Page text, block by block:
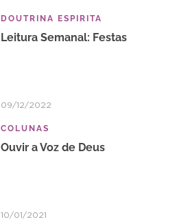
DOUTRINA ESPIRITA
Leitura Semanal: Festas
09/12/2022
COLUNAS
Ouvir a Voz de Deus
10/01/2021